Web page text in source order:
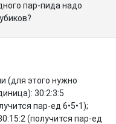
пар-пида надо
(для этого нужно
30:2:3:5
пар-ед 6•5•1);
(получится пар-ед